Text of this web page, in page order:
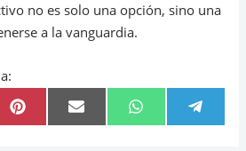
no es solo una opción, sino una
a la vanguardia.
COMPARTIR
EN
P
I
COMPARTIR
EN
E
M
COMPARTIR
EN
W
H EN
E